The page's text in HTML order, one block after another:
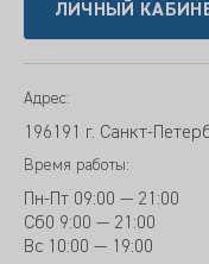
ЛИЧНЫЙ
Адрес:
196191 г. Санкт-
Время работы:
Пн-Пт 09:00 — 21:00
Сб0 9:00 — 21:00
Вс 10:00 — 19:00